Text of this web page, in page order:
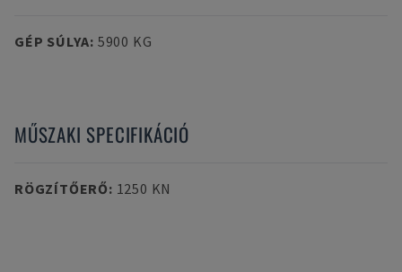
GÉP SÚLYA: 5900 KG
MŰSZAKI SPECIFIKÁCIÓ
RÖGZÍTŐERŐ: 1250 KN